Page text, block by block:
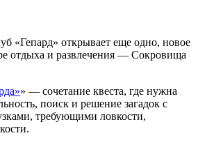
«Гепард» открывает еще одно, новое
отдыха и развлечения — Сокровища
» — сочетание квеста, где нужна
поиск и решение загадок с
требующими ловкости,